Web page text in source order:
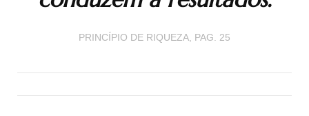
PRINCÍPIO DE RIQUEZA, PAG. 25